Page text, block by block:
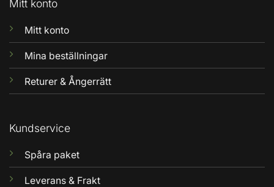
Mitt konto
Mitt konto
Mina beställningar
Returer & Ångerrätt
Kundservice
Spåra paket
Leverans & Frakt